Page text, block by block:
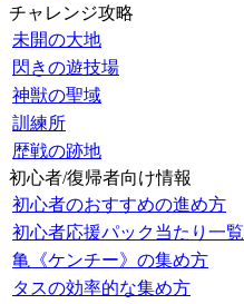
チャレンジ攻略
未開の大地
閃きの遊技場
神獣の聖域
訓練所
歴戦の跡地
初心者/復帰者向け情報
初心者のおすすめの進め方
初心者応援パック当たり一覧
亀《ケンチー》の集め方
タスの効率的な集め方